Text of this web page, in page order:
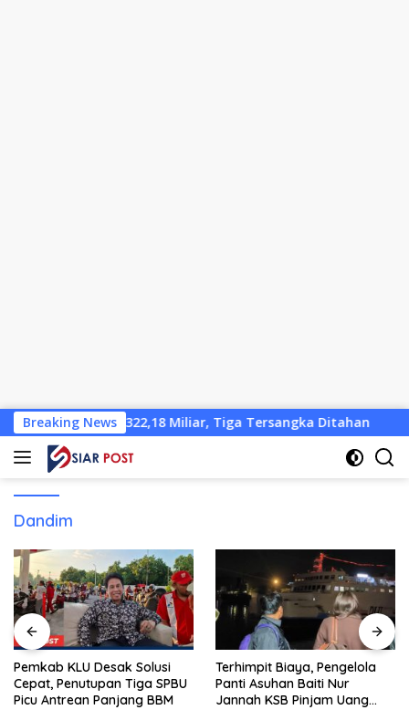
Langsung
ke
konten
Breaking News
Rp322,18 Miliar, Tiga Tersangka Ditahan Pemkab
Dandim
Pemkab KLU Desak Solusi
Cepat, Penutupan Tiga SPBU
Picu Antrean Panjang BBM
Terhimpit Biaya, Pengelola
Panti Asuhan Baiti Nur
Jannah KSB Pinjam Uang